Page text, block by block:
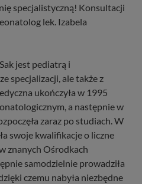
specjalistyczną! Konsultacji
lek. Izabela
jest pediatrą i
specjalizacji, ale także z
ukończyła w 1995
a następnie w
zaraz po studiach. W
swoje kwalifikacje o liczne
znanych Ośrodkach
samodzielnie prowadziła
czemu nabyła niezbędne